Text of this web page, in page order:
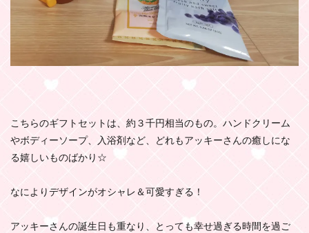
こちらのギフトセットは、約３千円相当のもの。ハンドクリーム
やボディーソープ、入浴剤など、どれもアッキーさんの癒しにな
る嬉しいものばかり☆
なによりデザインがオシャレ＆可愛すぎる！
アッキーさんの誕生日も重なり、とっても幸せ過ぎる時間を過ご